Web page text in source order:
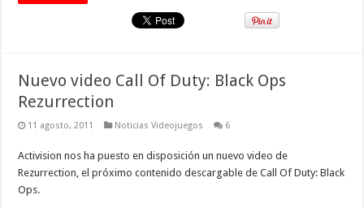
Nuevo video Call Of Duty: Black Ops
Rezurrection
11 agosto, 2011 Noticias Videojuegos 6
Activision nos ha puesto en disposición un nuevo video de
Rezurrection, el próximo contenido descargable de Call Of Duty: Black
Ops.